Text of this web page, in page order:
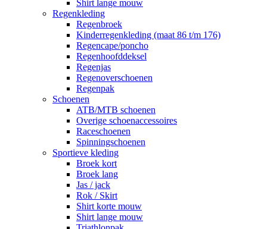
Shirt lange mouw
Regenkleding
Regenbroek
Kinderregenkleding (maat 86 t/m 176)
Regencape/poncho
Regenhoofddeksel
Regenjas
Regenoverschoenen
Regenpak
Schoenen
ATB/MTB schoenen
Overige schoenaccessoires
Raceschoenen
Spinningschoenen
Sportieve kleding
Broek kort
Broek lang
Jas / jack
Rok / Skirt
Shirt korte mouw
Shirt lange mouw